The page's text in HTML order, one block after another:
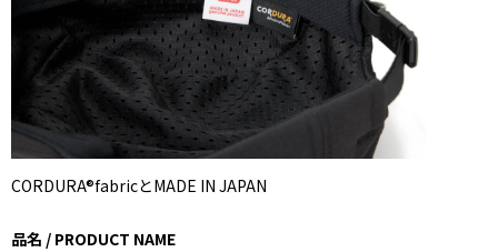
CORDURA®fabricとMADE IN JAPAN
品名 / PRODUCT NAME